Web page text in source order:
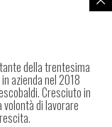
della trentesima
azienda nel 2018
Cresciuto in
di lavorare